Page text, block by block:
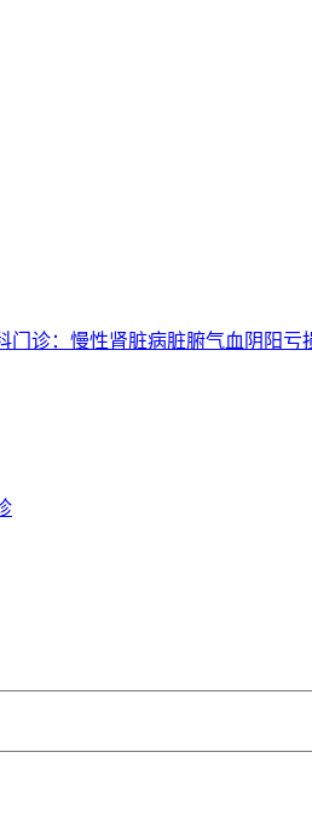
门诊：慢性肾脏病脏腑气血阴阳亏